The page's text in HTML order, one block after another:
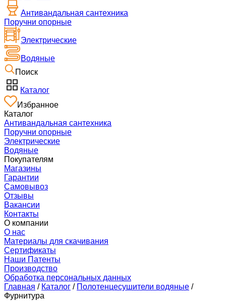
Антивандальная сантехника
Поручни опорные
Электрические
Водяные
Поиск
Каталог
Избранное
Каталог
Антивандальная сантехника
Поручни опорные
Электрические
Водяные
Покупателям
Магазины
Гарантии
Самовывоз
Отзывы
Вакансии
Контакты
О компании
О нас
Материалы для скачивания
Сертификаты
Наши Патенты
Производство
Обработка персональных данных
Главная / Каталог / Полотенцесушители водяные /
Фурнитура